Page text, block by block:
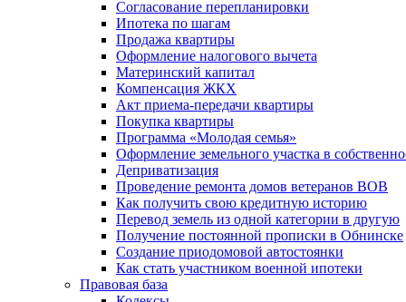
Согласование перепланировки
Ипотека по шагам
Продажа квартиры
Оформление налогового вычета
Материнский капитал
Компенсация ЖКХ
Акт приема-передачи квартиры
Покупка квартиры
Программа «Молодая семья»
Оформление земельного участка в
Деприватизация
Проведение ремонта домов ветеранов ВОВ
Как получить свою кредитную историю
Перевод земель из одной категории в другую
Получение постоянной прописки в Обнинске
Создание приодомовой автостоянки
Как стать участником военной ипотеки
Правовая база